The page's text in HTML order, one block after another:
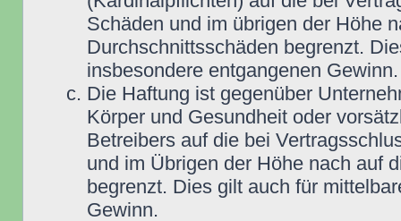
Schäden und im übrigen der Höhe
Durchschnittsschäden begrenzt.
insbesondere entgangenen Gewinn.
Die Haftung ist gegenüber
Körper und Gesundheit oder
Betreibers auf die bei
und im Übrigen der Höhe nach auf
begrenzt. Dies gilt auch für
Gewinn.